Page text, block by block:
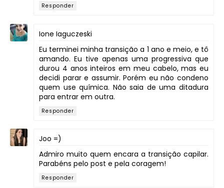
Responder
Ione Iaguczeski
Eu terminei minha transição a 1 ano e meio, e tô
amando. Eu tive apenas uma progressiva que
durou 4 anos inteiros em meu cabelo, mas eu
decidi parar e assumir. Porém eu não condeno
quem use química. Não saia de uma ditadura
para entrar em outra.
Responder
Joo =)
Admiro muito quem encara a transição capilar.
Parabéns pelo post e pela coragem!
Responder